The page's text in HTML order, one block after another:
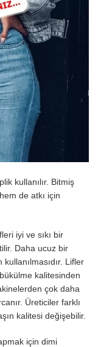
kullanılır. Bitmiş
de atkı için
iyi ve sıkı bir
Daha ucuz bir
Lifler
kalitesinden
çok daha
Üreticiler farklı
kalitesi değişebilir.
için dimi